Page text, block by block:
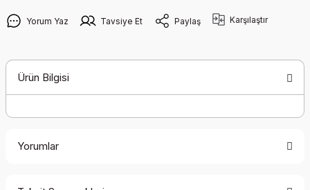
Yorum Yaz Tavsiye Et Paylaş Karşılaştır
Ürün Bilgisi
Yorumlar